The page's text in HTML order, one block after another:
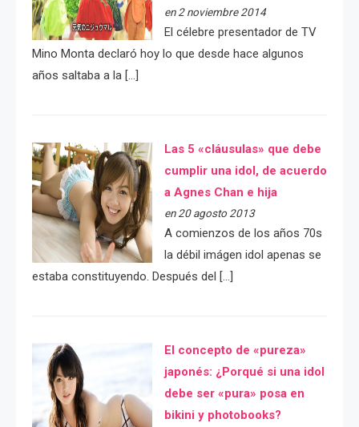
en 2 noviembre 2014
El célebre presentador de TV
Mino Monta declaró hoy lo que desde hace algunos
años saltaba a la […]
Las 5 «cláusulas» que debe
cumplir una idol, de acuerdo
a Agnes Chan e hija
en 20 agosto 2013
A comienzos de los años 70s
la débil imágen idol apenas se
estaba constituyendo. Después del […]
El concepto de «pureza»
japonés: ¿Porqué si una idol
debe ser «pura» posa en
bikini y photobooks?